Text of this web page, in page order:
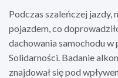
Podczas szaleńczej jazdy,
pojazdem, co
dachowania samochodu
Solidarności. Badanie
znajdował się pod